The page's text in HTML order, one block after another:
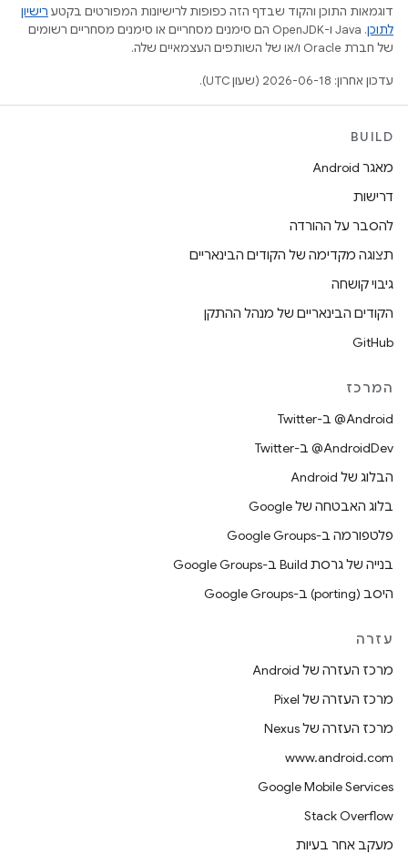
דוגמאות התוכן והקוד שבדף הזה כפופות לרישיונות המפורטים בקטע רישיון
לתוכן
.‏ Java ו-OpenJDK הם סימנים מסחריים או סימנים מסחריים רשומים
של חברת Oracle ו/או של השותפים העצמאיים שלה.
עדכון אחרון: 2026-06-18 (שעון UTC).
BUILD
מאגר Android
דרישות
להסבר על ההורדה
תצוגה מקדימה של הקודים הבינאריים
גיבוי קושחה
הקודים הבינאריים של מנהל ההתקן
GitHub
המרכז
‎@Android ב-Twitter
‎@AndroidDev ב-Twitter
הבלוג של Android
בלוג האבטחה של Google
פלטפורמה ב-Google Groups
בנייה של גרסת Build ב-Google Groups
היסב (porting) ב-Google Groups
עזרה
מרכז העזרה של Android
מרכז העזרה של Pixel
מרכז העזרה של Nexus
www.android.com
Google Mobile Services
Stack Overflow
מעקב אחר בעיות